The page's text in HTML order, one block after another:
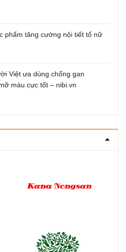
phẩm tăng cường nội tiết tố nữ
Việt ưa dùng chống gan
máu cực tốt – nibi.vn